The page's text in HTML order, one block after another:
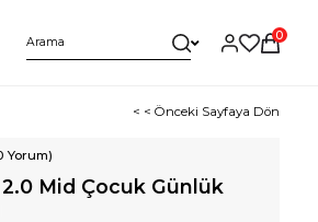
0
< < Önceki Sayfaya Dön
Yorum)
Mid Çocuk Günlük